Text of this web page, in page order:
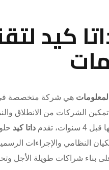
كيد
هي شركة متخصصة في
الشركات من الانطلاق
تقدم
داتا كيد
النظامي والإجراءات
على بناء شراكات طويلة الأجل